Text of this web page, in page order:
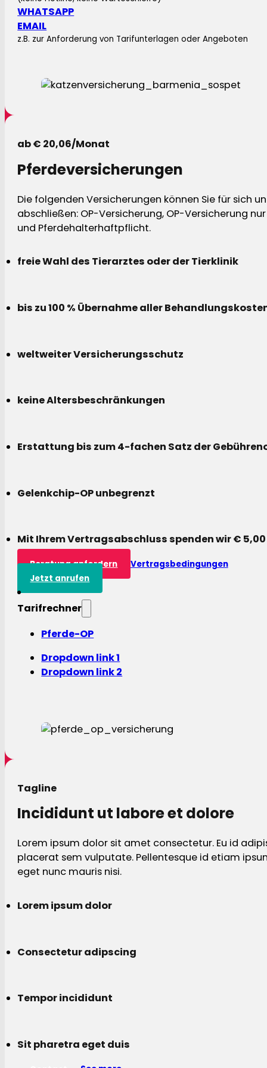
WHATSAPP
EMAIL
z.B. zur Anforderung von Tarifunterlagen oder Angeboten
ab € 20,06/Monat
Pferdeversicherungen
Die folgenden Versicherungen können Sie für sich
abschließen: OP-Versicherung, OP-Versicherung
und Pferdehalterhaftpflicht.
freie Wahl des Tierarztes oder der Tierklinik
bis zu 100 % Übernahme aller
weltweiter Versicherungsschutz
keine Altersbeschränkungen
Erstattung bis zum 4-fachen Satz der
Gelenkchip-OP unbegrenzt
Mit Ihrem Vertragsabschluss spenden wir €
Beratung anfordern
Vertragsbedingungen
Jetzt anrufen
Tarifrechner
Pferde-OP
Dropdown link 1
Dropdown link 2
Tagline
Incididunt ut labore et dolore
Lorem ipsum dolor sit amet consectetur. Eu id
placerat sem vulputate. Pellentesque id etiam
eget nunc mauris nisi.
Lorem ipsum dolor
Consectetur adipscing
Tempor incididunt
Sit pharetra eget duis